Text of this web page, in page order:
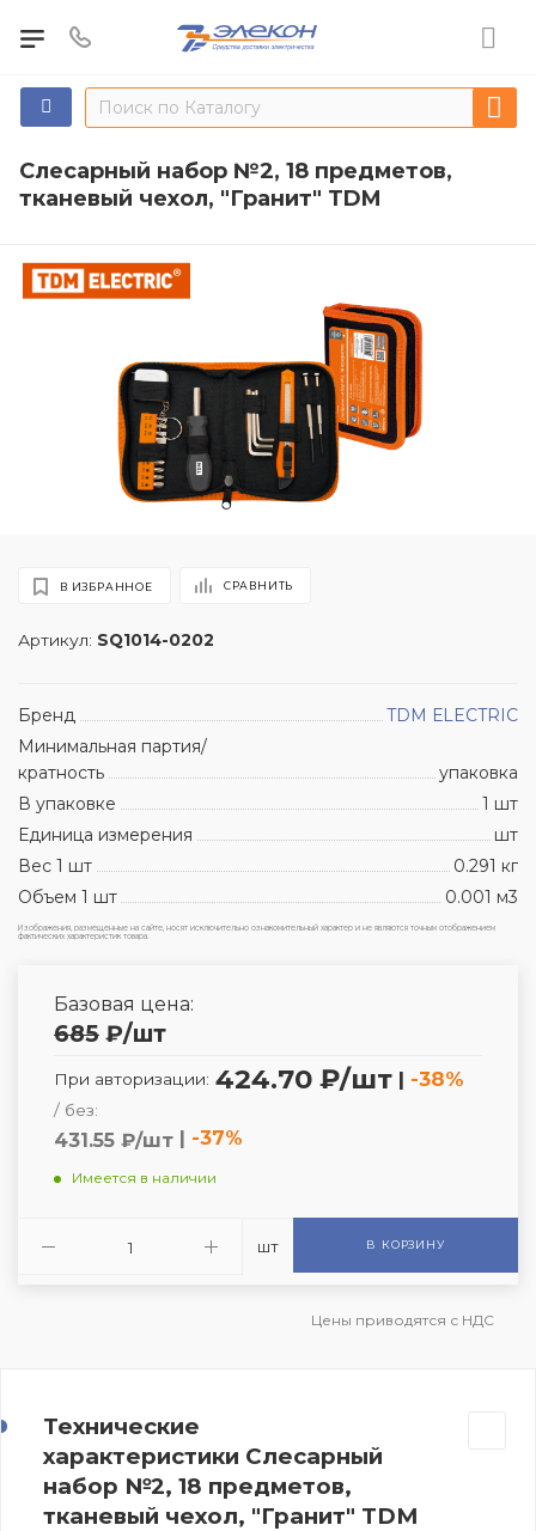
Слесарный набор №2, 18 предметов,
тканевый чехол, "Гранит" TDM
Артикул: SQ1014-0202
В ИЗБРАННОЕ СРАВНИТЬ
Бренд
TDM ЕLECTRIC
Минимальная партия/
кратность
упаковка
В упаковке
1 шт
Единица измерения
шт
Вес 1 шт
0.291 кг
Объем 1 шт
0.001 м3
Изображения, размещенные на сайте, носят исключительно ознакомительный характер и не являются точным отображением
фактических характеристик товара.
Базовая цена:
685 ₽/шт
При авторизации: 424.70 ₽/шт | -38%
/ без:
431.55 ₽/шт | -37%
Имеется в наличии
шт В КОРЗИНУ
Цены приводятся с НДС
Технические
характеристики Слесарный
набор №2, 18 предметов,
тканевый чехол, "Гранит" TDM